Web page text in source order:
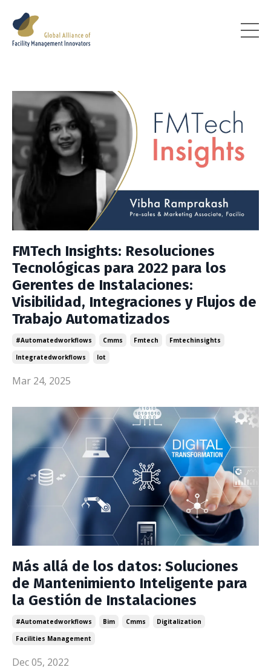
FMTech Insights: Resoluciones
Tecnológicas para 2022 para los
Gerentes de Instalaciones:
Visibilidad, Integraciones y Flujos de
Trabajo Automatizados
#automatedworkflows Cmms Fmtech
Fmtechinsights
Integratedworkflows
Iot
Mar 24, 2025
Más allá de los datos: Soluciones
de Mantenimiento Inteligente para
la Gestión de Instalaciones
#automatedworkflows Bim Cmms
Digitalization
Facilities Management
Dec 05, 2022